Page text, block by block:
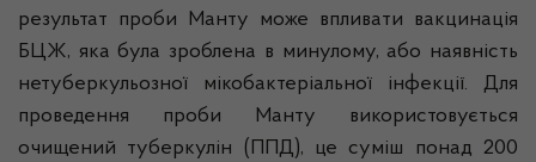
результат проби Манту може впливати вакцинація
БЦЖ, яка була зроблена в минулому, або наявність
нетуберкульозної мікобактеріальної інфекції. Для
проведення проби Манту використовується
очищений туберкулін (ППД), це суміш понад 200